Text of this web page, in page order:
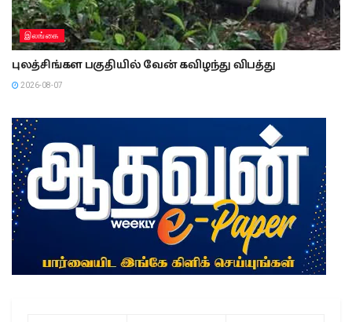
இலங்கை
புலத்சிங்கள பகுதியில் வேன் கவிழந்து விபத்து
2026-08-07